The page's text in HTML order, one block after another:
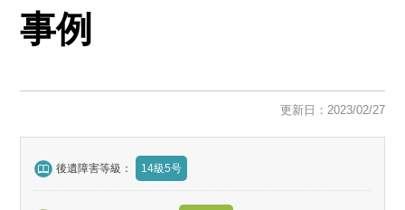
事例
更新日：2023/02/27
後遺障害等級： 14級5号